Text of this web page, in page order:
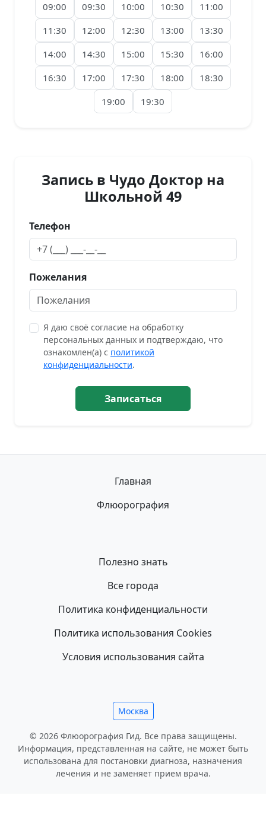
09:00 09:30 10:00 10:30
11:00
11:30
12:00 12:30 13:00
13:30
14:00
14:30 15:00 15:30
16:00
16:30
17:00 17:30 18:00
18:30
19:00
19:30
Запись в Чудо Доктор на
Школьной 49
Телефон
Пожелания
Я даю своё согласие на обработку
персональных данных и подтверждаю, что
ознакомлен(а) с политикой
конфиденциальности.
Записаться
Главная
Флюорография
Полезно знать
Все города
Политика конфиденциальности
Политика использования Cookies
Условия использования сайта
Москва
© 2026 Флюорография Гид. Все права защищены.
Информация, представленная на сайте, не может быть
использована для постановки диагноза, назначения
лечения и не заменяет прием врача.